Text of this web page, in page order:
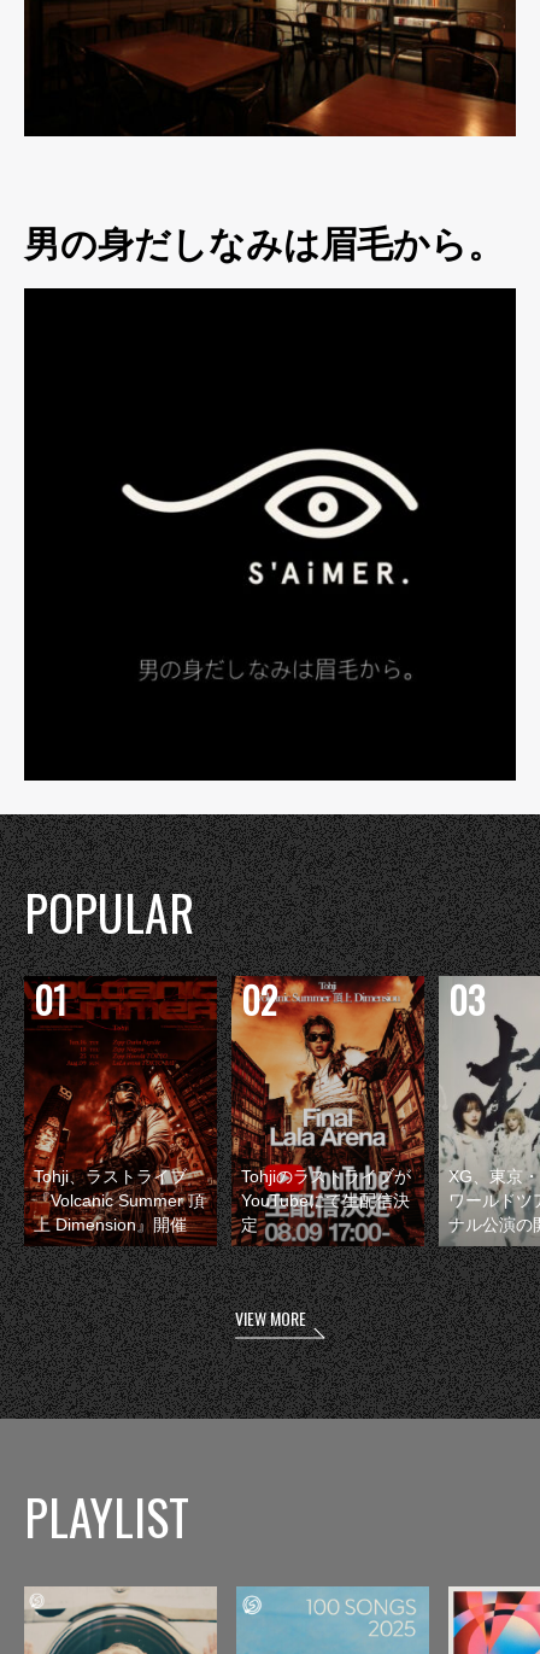
男の身だしなみは眉毛から。
POPULAR
Tohji、ラストライブ
『Volcanic Summer 頂
上 Dimension』開催
Tohjiのラストライブが
YouTubeにて生配信決
定
XG、東京
ワールドツ
ナル公演の
VIEW MORE
PLAYLIST